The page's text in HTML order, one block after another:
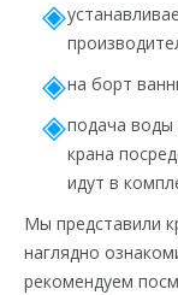
на борт
подача воды
крана
идут в
Мы представили
наглядно
рекомендуем